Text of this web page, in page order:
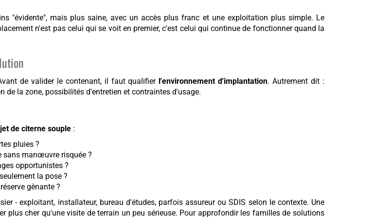
"évidente", mais plus saine, avec un accès plus franc et une exploitation plus simple. Le
n'est pas celui qui se voit en premier, c'est celui qui continue de fonctionner quand la
de valider le contenant, il faut qualifier l'environnement d'implantation. Autrement dit :
de la zone, possibilités d'entretien et contraintes d'usage.
de citerne souple :
pluies ?
sans manœuvre risquée ?
opportunistes ?
la pose ?
gênante ?
- exploitant, installateur, bureau d'études, parfois assureur ou SDIS selon le contexte. Une
plus cher qu'une visite de terrain un peu sérieuse. Pour approfondir les familles de solutions